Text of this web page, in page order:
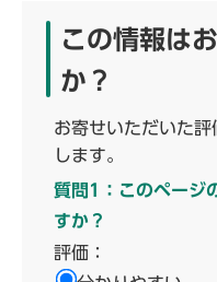
この情報は
か？
お寄せいただいた
します。
質問1：このページ
すか？
評価：